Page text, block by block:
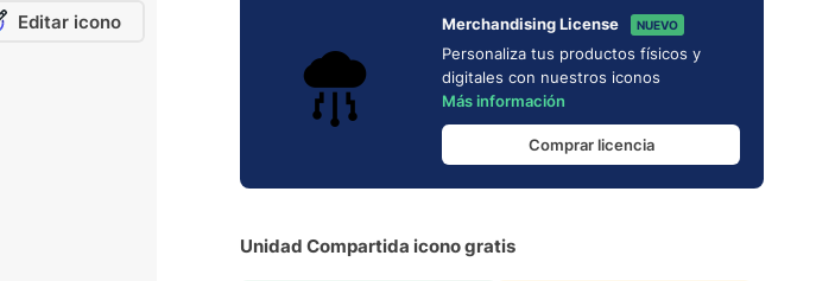
Editar icono Merchandising License NUEVO
Personaliza tus productos físicos y
digitales con nuestros iconos
Más información
Comprar licencia
Unidad Compartida icono gratis